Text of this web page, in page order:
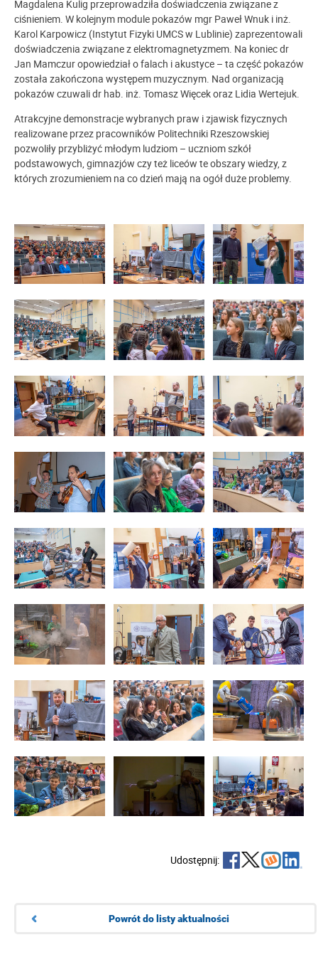
Magdalena Kulig przeprowadziła doświadczenia związane z
ciśnieniem. W kolejnym module pokazów mgr Paweł Wnuk i inż.
Karol Karpowicz (Instytut Fizyki UMCS w Lublinie) zaprezentowali
doświadczenia związane z elektromagnetyzmem. Na koniec dr
Jan Mamczur opowiedział o falach i akustyce – ta część pokazów
została zakończona występem muzycznym. Nad organizacją
pokazów czuwali dr hab. inż. Tomasz Więcek oraz Lidia Wertejuk.
Atrakcyjne demonstracje wybranych praw i zjawisk fizycznych
realizowane przez pracowników Politechniki Rzeszowskiej
pozwoliły przybliżyć młodym ludziom – uczniom szkół
podstawowych, gimnazjów czy też liceów te obszary wiedzy, z
których zrozumieniem na co dzień mają na ogół duże problemy.
Udostępnij:
Powrót do listy aktualności